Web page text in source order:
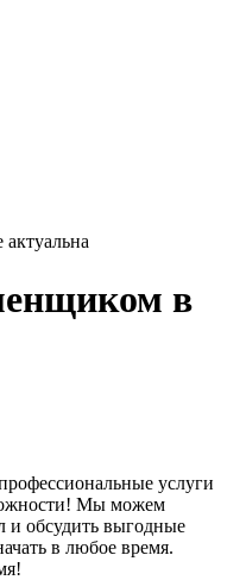
в
услуги
Мы можем
и обсудить выгодные
в любое время.